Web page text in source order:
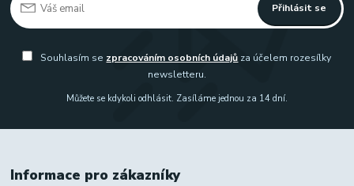
Přihlásit se
Souhlasím se zpracováním osobních údajů za účelem rozesílky
newsletteru.
Můžete se kdykoli odhlásit. Zasíláme jednou za 14 dní.
Informace pro zákazníky